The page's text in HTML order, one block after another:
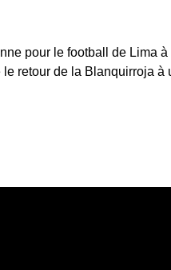
pour le football de Lima à
retour de la Blanquirroja à
paye l’Alianza Lima